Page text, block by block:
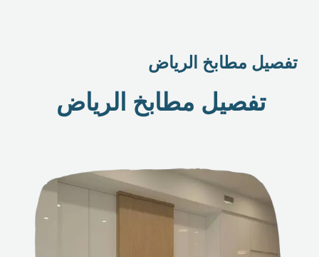
تفصيل مطابخ الرياض
تفصيل مطابخ الرياض